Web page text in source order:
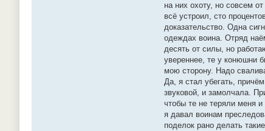
на них охоту, но совсем
всё устроил, сто
доказательство. Одна
одеждах воина. Отряд
десять от силы, но
увереннее, те у конюшни
мою сторону. Надо
Да, я стал убегать,
звуковой, и замолчала.
чтобы те не теряли меня
я давал воинам
поделок рано делать